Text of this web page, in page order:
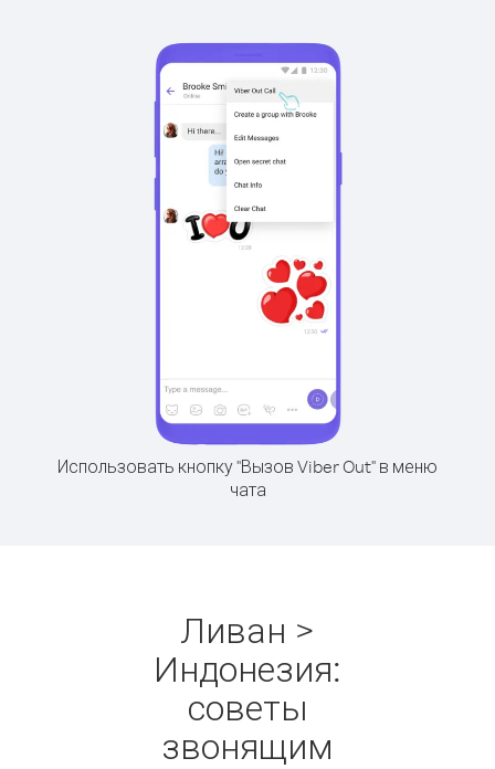
Использовать кнопку "Вызов Viber Out" в меню
чата
Ливан >
Индонезия:
советы
звонящим